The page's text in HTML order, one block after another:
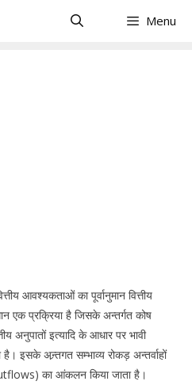
Menu
आवश्यकताओं का पूर्वानुमान वित्तीय
एक प्रक्रिया है जिसके अन्तर्गत कोष
अनुपातों इत्यादि के आधार पर भावी
इसके अन्र्तगत सम्भाव्य रोकड़ अन्तर्वाहों
का आंकलन किया जाता है।